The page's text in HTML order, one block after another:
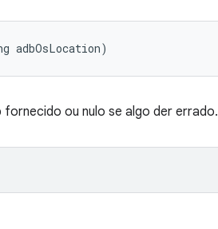
adbOsLocation)
ou nulo se algo der errado.